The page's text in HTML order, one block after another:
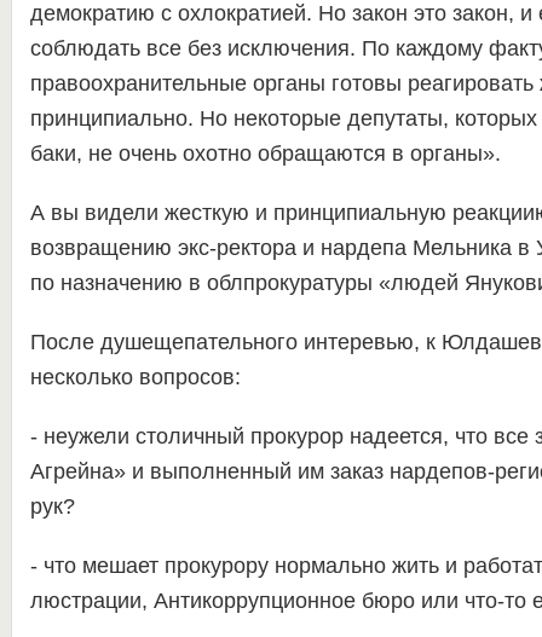
демократию с охлократией. Но закон это закон,
соблюдать все без исключения. По каждому
правоохранительные органы готовы реагировать
принципиально. Но некоторые депутаты,
баки, не очень охотно обращаются в органы».
А вы видели жесткую и принципиальную
возвращению экс-ректора и нардепа Мельника в
по назначению в облпрокуратуры «людей
После душещепательного интеревью, к
несколько вопросов:
- неужели столичный прокурор надеется, что все
Агрейна» и выполненный им заказ нардепов-
рук?
- что мешает прокурору нормально жить и
люстрации, Антикоррупционное бюро или что-то